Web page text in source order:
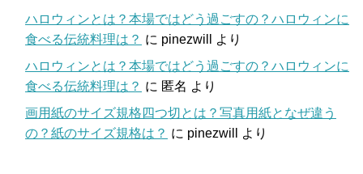
ハロウィンとは？本場ではどう過ごすの？ハロウィンに
食べる伝統料理は？ に pinezwill
より
ハロウィンとは？本場ではどう過ごすの？ハロウィンに
食べる伝統料理は？ に 匿名 より
画用紙のサイズ規格四つ切とは？写真用紙となぜ違う
の？紙のサイズ規格は？ に pinezwill より